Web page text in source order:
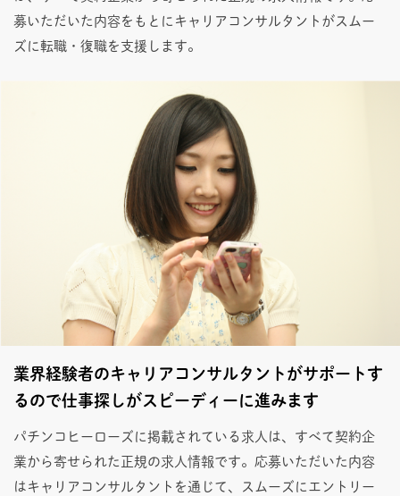
募いただいた内容をもとにキャリアコンサルタントがスムー
ズに転職・復職を支援します。
業界経験者のキャリアコンサルタントがサポートす
るので仕事探しがスピーディーに進みます
パチンコヒーローズに掲載されている求人は、すべて契約企
業から寄せられた正規の求人情報です。応募いただいた内容
はキャリアコンサルタントを通じて、スムーズにエントリー